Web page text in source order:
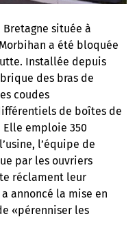
située à
a été bloquée
Installée depuis
des bras de
coudes
de boîtes de
emploie 350
l’équipe de
par les ouvriers
réclament leur
annoncé la mise en
«pérenniser les